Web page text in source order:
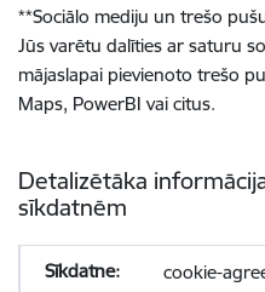
**Sociālo mediju un trešo
Jūs varētu dalīties ar saturu
mājaslapai pievienoto trešo
Maps, PowerBI vai citus.
Detalizētāka
sīkdatnēm
cookie-